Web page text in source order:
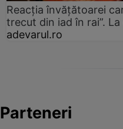
Reacția învățătoarei
trecut din iad în rai”.
adevarul.ro
Parteneri